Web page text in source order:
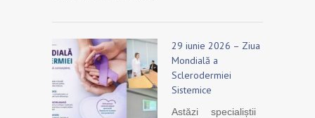
29 iunie 2026 – Ziua
Mondială a
Sclerodermiei
Sistemice
Astăzi specialiștii